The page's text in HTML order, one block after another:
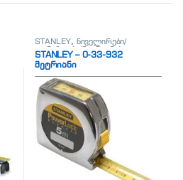
STANLEY, ნიველირები/
თარაზოები/მეტრიანები
STANLEY – 0-33-932
მეტრიანი